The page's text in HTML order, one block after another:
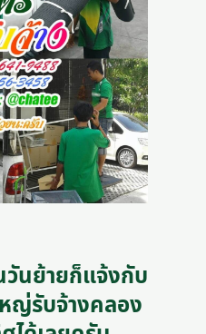
วันย้ายก็แจ้งกับ
ญ่รับจ้างคลอง